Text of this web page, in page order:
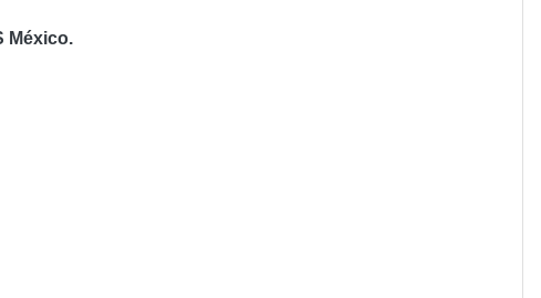
México.